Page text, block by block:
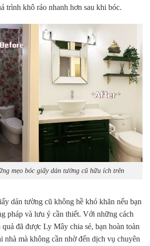
trình khô ráo nhanh hơn sau khi bóc.
mẹo bóc giấy dán tường cũ hữu ích trên
dán tường cũ không hề khó khăn nếu bạn
pháp và lưu ý cần thiết. Với những cách
quả đã được Ly Mây chia sẻ, bạn hoàn toàn
nhà mà không cần nhờ đến dịch vụ chuyên